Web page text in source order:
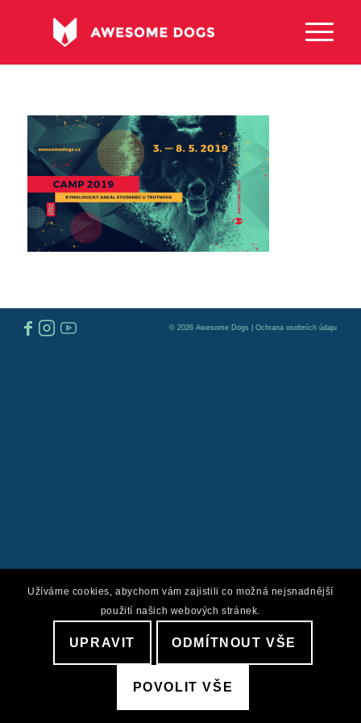
© 2026 Awesome Dogs | Ochrana osobních údaju
Užíváme cookies, abychom vám zajistili co možná nejsnadnější
použití našich webových stránek.
UPRAVIT ODMÍTNOUT VŠE
POVOLIT VŠE